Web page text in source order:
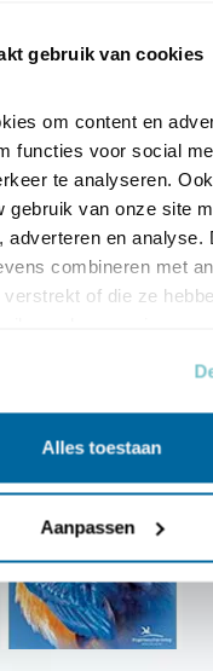
gebruik van cookies
om content en
functies voor social
te analyseren.
gebruik van onze site
adverteren en analyse.
combineren met
verstrekt of die ze
Alles toestaan
Aanpassen
nieuws, inspiratie,
van
social media